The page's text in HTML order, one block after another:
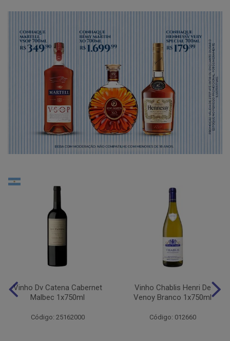
Vinho Dv Catena Cabernet
Malbec 1x750ml
Código: 25162000
Vinho Chablis Henri De
Venoy Branco 1x750ml
Código: 012660